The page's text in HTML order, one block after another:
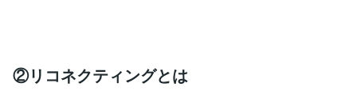
②リコネクティングとは